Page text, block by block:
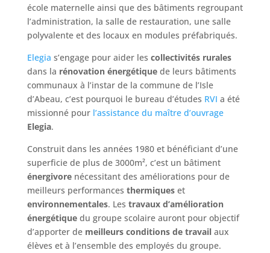
école maternelle ainsi que des bâtiments regroupant
l’administration, la salle de restauration, une salle
polyvalente et des locaux en modules préfabriqués.
Elegia s’engage pour aider les collectivités rurales
dans la rénovation énergétiquede leurs bâtiments
communaux à l’instar de la commune de l’Isle
d’Abeau, c’est pourquoi le bureau d’études RVI a été
missionné pour l’assistance du maître d’ouvrage
Elegia.
Construit dans les années 1980 et bénéficiant d’une
superficie de plus de 3000m², c’est un bâtiment
énergivorenécessitant des améliorations pour de
meilleurs performances thermiqueset
environnementales. Les travaux d’amélioration
énergétiquedu groupe scolaire auront pour objectif
d’apporter de meilleurs conditions de travailaux
élèves et à l’ensemble des employés du groupe.